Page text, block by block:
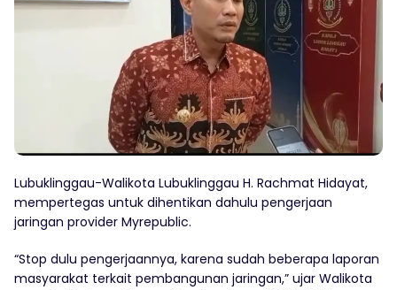
Lubuklinggau-Walikota Lubuklinggau H. Rachmat Hidayat,
mempertegas untuk dihentikan dahulu pengerjaan
jaringan provider Myrepublic.
“Stop dulu pengerjaannya, karena sudah beberapa laporan
masyarakat terkait pembangunan jaringan,” ujar Walikota